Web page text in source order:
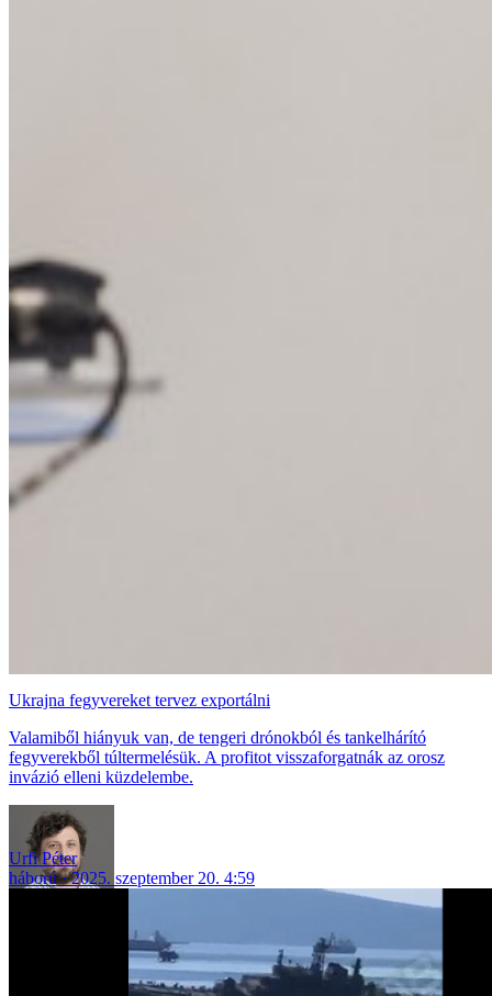
Ukrajna fegyvereket tervez exportálni
Valamiből hiányuk van, de tengeri drónokból és tankelhárító
fegyverekből túltermelésük. A profitot visszaforgatnák az orosz
invázió elleni küzdelembe.
Urfi Péter
háború
2025. szeptember 20. 4:59